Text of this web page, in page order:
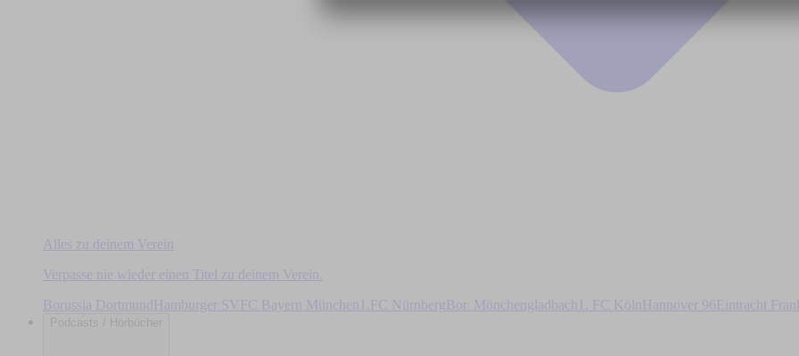
Alles zu deinem Verein
Verpasse nie wieder einen Titel zu deinem Verein.
Borussia DortmundHamburger SV FC Bayern München 1.FC Nürnberg Bor. Mönchengladbach 1. FC Köln Hannover 96Eintracht
Podcasts / Hörbücher